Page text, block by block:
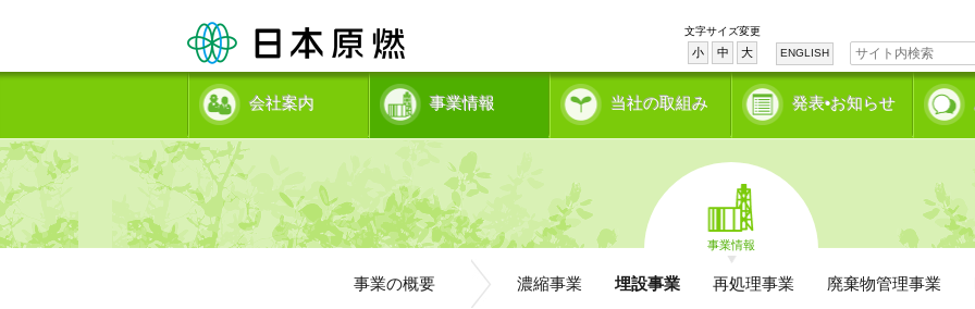
文字サイズ変更
小 中 大 ENGLISH
会社案内 事業情報 当社の取組み 発表•お知らせ
事業情報
事業の概要 濃縮事業 埋設事業 再処理事業 廃棄物管理事業